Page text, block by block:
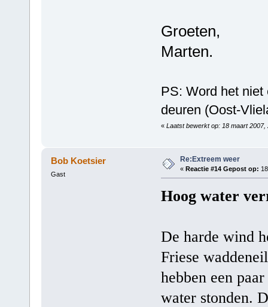
Groeten,
Marten.
PS: Word het
deuren (Oost-
« Laatst bewerkt op: 18 maart 2007,
Bob Koetsier
Gast
Re:Extreem weer
« Reactie #14 Gepost op:
Hoog water
De harde wind
Friese
hebben een
water stonden.